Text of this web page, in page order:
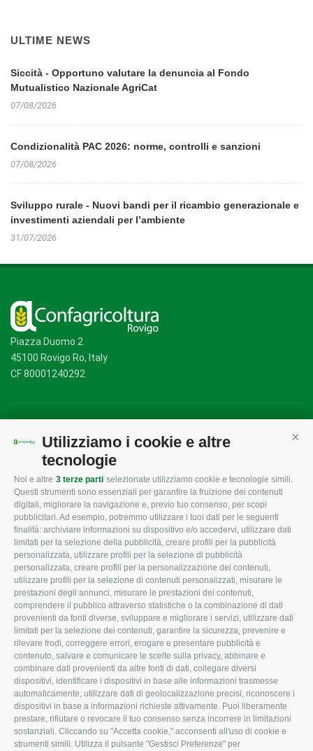
Utilizziamo i cookie e altre
tecnologie
Noi e altre 3 terze parti selezionate utilizziamo cookie e tecnologie simili.
Questi strumenti sono essenziali per garantire la fruizione dei contenuti
digitali, migliorare la navigazione e, previo tuo consenso, per scopi
pubblicitari. Ad esempio, potremmo utilizzare i tuoi dati per le seguenti
finalità: archiviare informazioni su dispositivo e/o accedervi, utilizzare dati
limitati per la selezione della pubblicità, creare profili per la pubblicità
personalizzata, utilizzare profili per la selezione di pubblicità
personalizzata, creare profili per la personalizzazione dei contenuti,
utilizzare profili per la selezione di contenuti personalizzati, misurare le
prestazioni degli annunci, misurare le prestazioni dei contenuti,
comprendere il pubblico attraverso statistiche o la combinazione di dati
provenienti da fonti diverse, sviluppare e migliorare i servizi, utilizzare dati
limitati per la selezione dei contenuti, garantire la sicurezza, prevenire e
rilevare frodi, correggere errori, erogare e presentare pubblicità e
contenuto, salvare e comunicare le scelte sulla privacy, abbinare e
combinare dati provenienti da altre fonti di dati, collegare diversi
dispositivi, identificare i dispositivi in base alle informazioni trasmesse
automaticamente, utilizzare dati di geolocalizzazione precisi, riconoscere i
dispositivi in base a informazioni richieste attivamente. Puoi liberamente
prestare, rifiutare o revocare il tuo consenso senza incorrere in limitazioni
sostanziali. Cliccando su "Accetta cookie," acconsenti all'uso di cookie e
strumenti simili. Utilizza il pulsante "Gestisci Preferenze" per
ULTIME NEWS
Siccità - Opportuno valutare la denuncia al Fondo
Mutualistico Nazionale AgriCat
07/08/2026
Condizionalità PAC 2026: norme, controlli e sanzioni
07/08/2026
Sviluppo rurale - Nuovi bandi per il ricambio generazionale e
investimenti aziendali per l’ambiente
31/07/2026
Piazza Duomo 2
45100 Rovigo Ro, Italy
CF 80001240292
CONFAGRICOLTURA
ROVIGO
L'Associazione
Missione e Progetto
Organigramma aziendale
I Nostri Servizi
Uffici della Sede
provinciale
Le Sedi di Zona
Agricoltori S.r.l.
Whistleblowing
Confagricoltura Rovigo e
Agricoltori srl
CONFAGRICOLTURA
INFORMA
Tecnico
Fiscale
Lavoro
Ambiente
Associazione
CONFAGRICOLTURA
ATTIVA
Notizie in evidenza
Eventi
Comunicati Stampa